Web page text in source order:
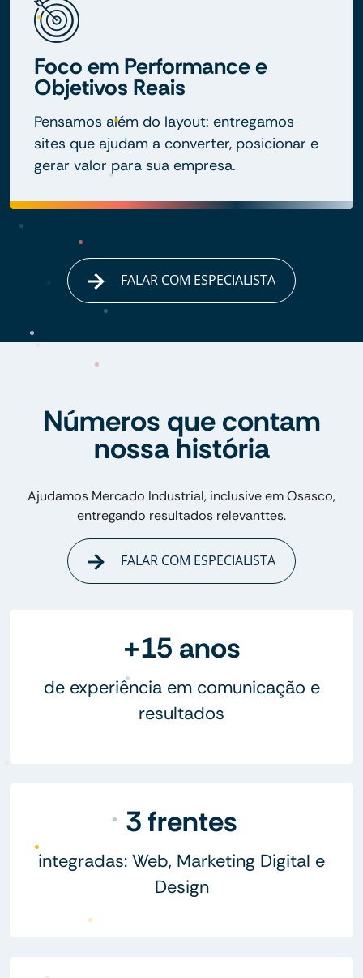
Foco em Performance e
Objetivos Reais
Pensamos além do layout: entregamos
sites que ajudam a converter, posicionar e
gerar valor para sua empresa.
FALAR COM ESPECIALISTA
Números que contam
nossa história
Ajudamos Mercado Industrial, inclusive em Osasco,
entregando resultados relevanttes.
FALAR COM ESPECIALISTA
+15 anos
de experiência em comunicação e
resultados
3 frentes
integradas: Web, Marketing Digital e
Design